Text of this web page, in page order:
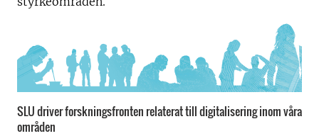
SLU driver forskningsfronten relaterat till digitalisering inom våra
områden